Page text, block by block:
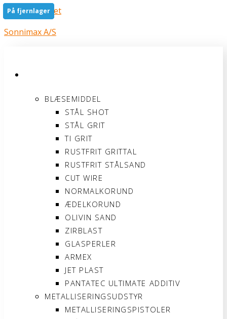
Gå til indholdet
Sonnimax A/S
BLÆSEMIDDEL
STÅL SHOT
STÅL GRIT
TI GRIT
RUSTFRIT GRITTAL
RUSTFRIT STÅLSAND
CUT WIRE
NORMALKORUND
ÆDELKORUND
OLIVIN SAND
ZIRBLAST
GLASPERLER
ARMEX
JET PLAST
PANTATEC ULTIMATE ADDITIV
METALLISERINGSUDSTYR
METALLISERINGSPISTOLER
På fjernlager
På fjernlager
På fjernlager